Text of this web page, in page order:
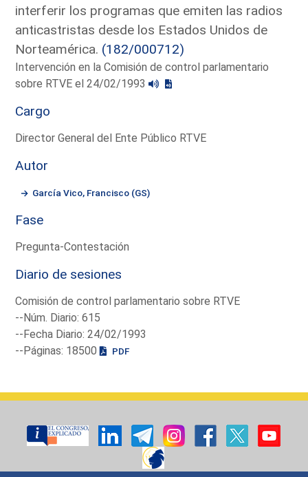
interferir los programas que emiten las radios
anticastristas desde los Estados Unidos de
Norteamérica. (182/000712)
Intervención en la Comisión de control parlamentario
sobre RTVE el 24/02/1993
Cargo
Director General del Ente Público RTVE
Autor
García Vico, Francisco (GS)
Fase
Pregunta-Contestación
Diario de sesiones
Comisión de control parlamentario sobre RTVE
--Núm. Diario: 615
--Fecha Diario: 24/02/1993
--Páginas: 18500
PDF